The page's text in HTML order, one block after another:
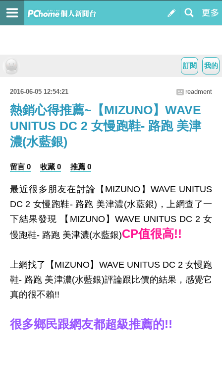
我的
訂閱
2016-06-05 12:54:21 readment
熱銷心得推薦~【MIZUNO】WAVE
UNITUS DC 2 女慢跑鞋- 路跑 美津
濃(水藍銀)
留言 0 收藏 0 推薦 0
最近很多朋友在討論【MIZUNO】WAVE UNITUS
DC 2 女慢跑鞋- 路跑 美津濃(水藍銀)，上網查了一
下結果發現 【MIZUNO】WAVE UNITUS DC 2 女
慢跑鞋- 路跑 美津濃(水藍銀)CP值很高!!
上網找了【MIZUNO】WAVE UNITUS DC 2 女慢跑
鞋- 路跑 美津濃(水藍銀)評論跟比價的結果，感覺它
真的很不賴!!
很多鄉民跟網友都超級推薦的!!